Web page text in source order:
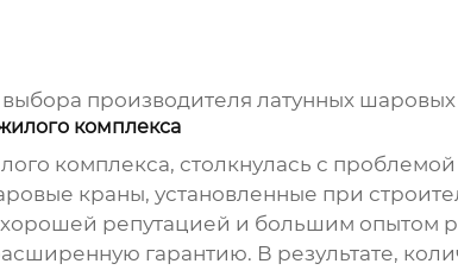
производителя латунных
комплекса
комплекса, столкнулась с
краны, установленные при
репутацией и большим опытом
гарантию. В результате,